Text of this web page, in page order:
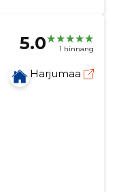
5.0 1 hinnang
Harjumaa